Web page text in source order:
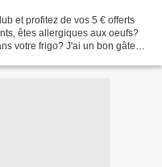
et profitez de vos 5 € offerts
êtes allergiques aux oeufs?
votre frigo? J'ai un bon gâteau